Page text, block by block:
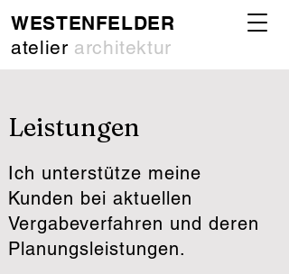
WESTENFELDER
atelier architektur
Leistungen
Ich unterstütze meine
Kunden bei aktuellen
Vergabeverfahren und deren
Planungsleistungen.